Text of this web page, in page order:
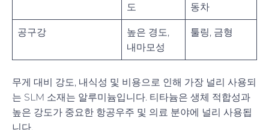
도
동차
공구강
높은 경도,
내마모성
툴링, 금형
무게 대비 강도, 내식성 및 비용으로 인해 가장 널리 사용되
는 SLM 소재는 알루미늄입니다. 티타늄은 생체 적합성과
높은 강도가 중요한 항공우주 및 의료 분야에 널리 사용됩
니다.